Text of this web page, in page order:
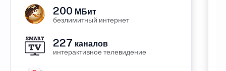
200 МБит
безлимитный интернет
227 каналов
интерактивное телевидение